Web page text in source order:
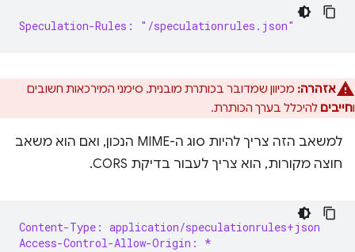
Speculation-Rules: "/speculationrules.json"
אזהרה: מכיוון שמדובר בכותרת מובנית, סימני המירכאות חשובים
וחייבים להיכלל בערך הכותרת.
למשאב הזה צריך להיות סוג ה-MIME הנכון, ואם הוא משאב
חוצה מקורות, הוא צריך לעבור בדיקת CORS.
Content-Type: application/speculationrules+json
Access-Control-Allow-Origin: *